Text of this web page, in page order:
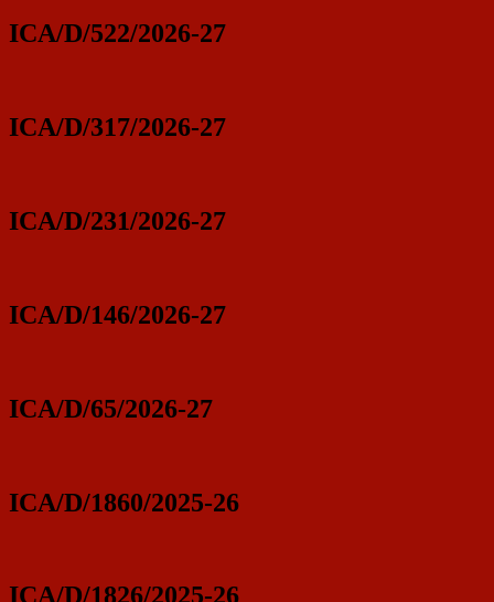
ICA/D/522/2026-27
ICA/D/317/2026-27
ICA/D/231/2026-27
ICA/D/146/2026-27
ICA/D/65/2026-27
ICA/D/1860/2025-26
ICA/D/1826/2025-26